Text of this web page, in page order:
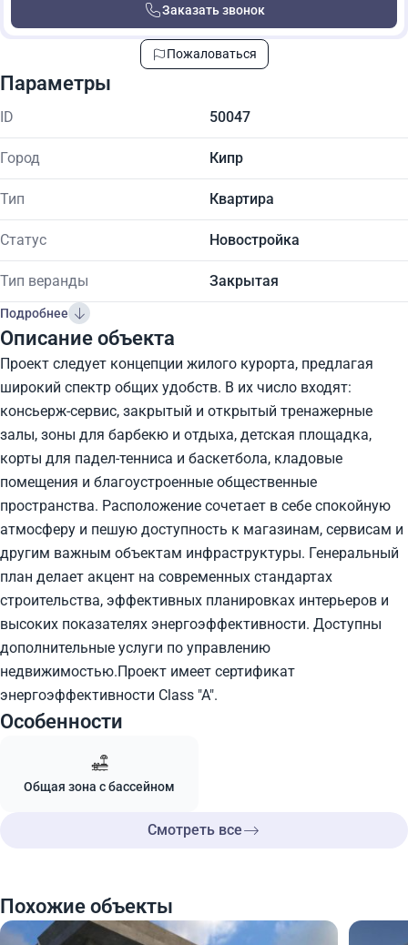
Заказать звонок
Пожаловаться
Параметры
ID 50047
Город Кипр
Тип Квартира
Статус Новостройка
Тип веранды Закрытая
Подробнее
Описание объекта
Проект следует концепции жилого курорта, предлагая
широкий спектр общих удобств. В их число входят:
консьерж-сервис, закрытый и открытый тренажерные
залы, зоны для барбекю и отдыха, детская площадка,
корты для падел-тенниса и баскетбола, кладовые
помещения и благоустроенные общественные
пространства. Расположение сочетает в себе спокойную
атмосферу и пешую доступность к магазинам, сервисам и
другим важным объектам инфраструктуры. Генеральный
план делает акцент на современных стандартах
строительства, эффективных планировках интерьеров и
высоких показателях энергоэффективности. Доступны
дополнительные услуги по управлению
недвижимостью.Проект имеет сертификат
энергоэффективности Class "A".
Особенности
Общая зона с бассейном
Смотреть все
Похожие объекты